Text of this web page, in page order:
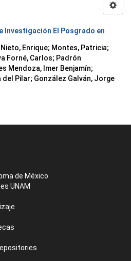
Investigación El Posgrado en
Enrique; Montes, Patricia;
Forné, Carlos; Padrón
Mendoza, Imer Benjamín;
del Pilar; González Galván, Jorge
de México
UNAM